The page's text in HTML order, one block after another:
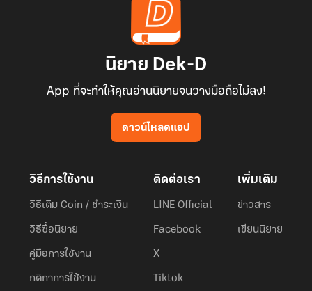
นิยาย Dek-D
App ที่จะทำให้คุณอ่านนิยายจนวางมือถือไม่ลง!
ดาวน์โหลดแอป
วิธีการใช้งาน
วิธีเติม Coin / ชำระเงิน
วิธีซื้อนิยาย
คู่มือการใช้งาน
กติกาการใช้งาน
ติดต่อเรา
LINE Official
Facebook
X
Tiktok
เพิ่มเติม
ข่าวสาร
เขียนนิยาย